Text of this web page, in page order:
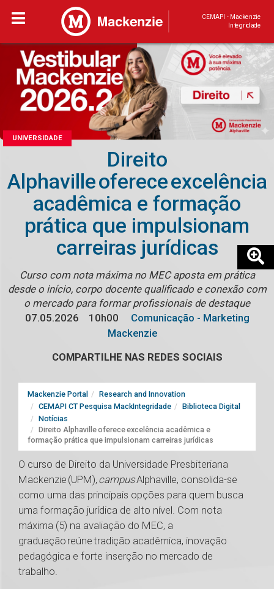
CEMAPI - Mackenzie
Integridade
UNIVERSIDADE
Direito
Alphaville oferece excelência
acadêmica e formação
prática que impulsionam
carreiras jurídicas
Curso com nota máxima no MEC aposta em prática
desde o início, corpo docente qualificado e conexão com
o mercado para formar profissionais de destaque
07.05.2026
10h00
Comunicação - Marketing
Mackenzie
COMPARTILHE NAS REDES SOCIAIS
Mackenzie Portal
Research and Innovation
CEMAPI CT Pesquisa MackIntegridade
Biblioteca Digital
Notícias
Direito Alphaville oferece excelência acadêmica e
formação prática que impulsionam carreiras jurídicas
O curso de Direito da Universidade Presbiteriana
Mackenzie (UPM), campusAlphaville, consolida-se
como uma das principais opções para quem busca
uma formação jurídica de alto nível. Com nota
máxima (5) na avaliação do MEC, a
graduação reúne tradição acadêmica, inovação
pedagógica e forte inserção no mercado de
trabalho.